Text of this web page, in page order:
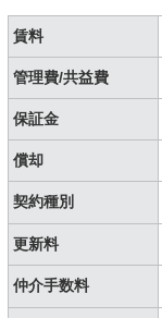
賃料
管理費/共益費
保証金
償却
契約種別
更新料
仲介手数料